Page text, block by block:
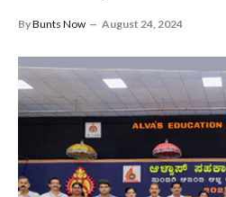
ByBunts Now August 24, 2024